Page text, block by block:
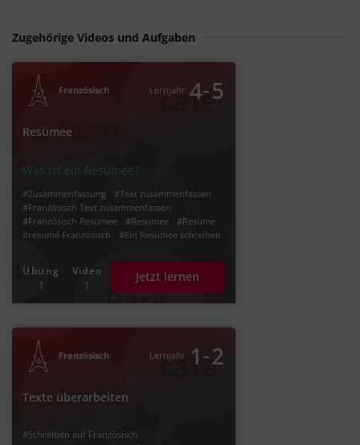
Zugehörige Videos und Aufgaben
Französisch Lernjahr 4‐5
Resümee
Was ist ein Resümee?
#Zusammenfassung
#Text zusammenfassen
#Französisch Text zusammenfassen
#Französisch Resumee
#Resumee
#Resüme
#résumé Französisch
#Ein Resümee schreiben
Übung
1
Video
1
Jetzt lernen
Französisch Lernjahr 1‐2
Texte überarbeiten
#Schreiben auf Französisch